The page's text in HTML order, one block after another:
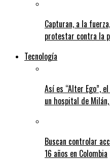
Capturan, a la
protestar contra la
Tecnología
Así es “Alter Ego”,
un hospital de
Buscan controlar
16 años en Colombia